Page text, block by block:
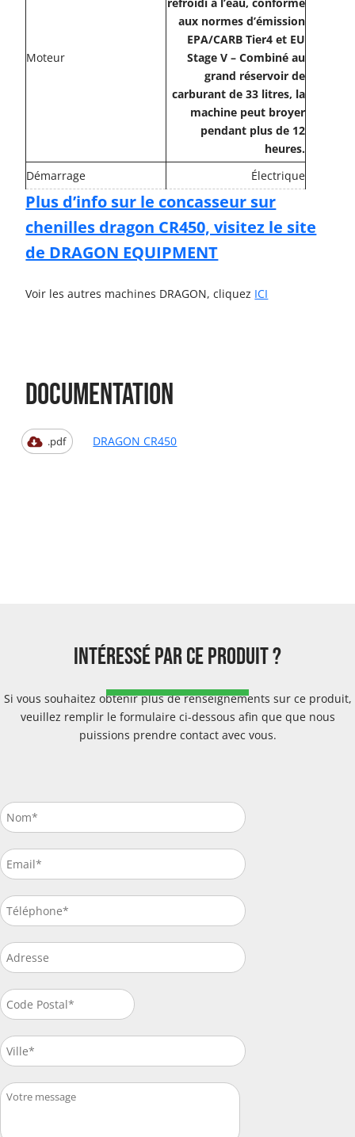
Moteur
refroidi à l’eau, conforme
aux normes d’émission
EPA/CARB Tier4 et EU
Stage V – Combiné au
grand réservoir de
carburant de 33 litres, la
machine peut broyer
pendant plus de 12
heures.
Démarrage
Électrique
Plus d’info sur le concasseur sur
chenilles dragon CR450, visitez le site
de DRAGON EQUIPMENT
Voir les autres machines DRAGON, cliquez ICI
Documentation
.pdf DRAGON CR450
intéressé par ce produit ?
Si vous souhaitez obtenir plus de renseignements sur ce produit,
veuillez remplir le formulaire ci-dessous afin que que nous
puissions prendre contact avec vous.